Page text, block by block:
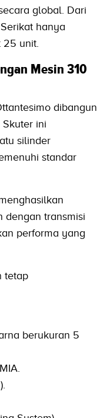
global. Dari
hanya
unit.
Mesin 310
dibangun
Skuter ini
silinder
standar
dengan transmisi
performa yang
tetap
berukuran 5